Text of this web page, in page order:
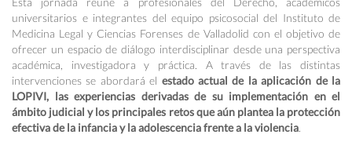
universitarios e integrantes del equipo psicosocial del Instituto de
Medicina Legal y Ciencias Forenses de Valladolid con el objetivo de
ofrecer un espacio de diálogo interdisciplinar desde una perspectiva
académica, investigadora y práctica. A través de las distintas
intervenciones se abordará el estado actual de la aplicación de la
LOPIVI, las experiencias derivadas de su implementación en el
ámbito judicial y los principales retos que aún plantea la protección
efectiva de la infancia y la adolescencia frente a la violencia